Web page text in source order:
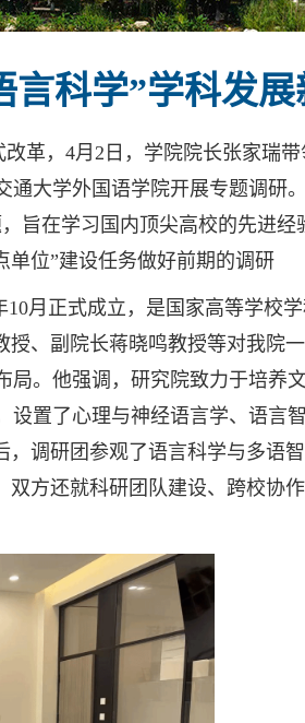
言科学”学科发
革，4月2日，学院院长张家瑞
大学外国语学院开展专题调研
旨在学习国内顶尖高校的先进经
单位”建设任务做好前期的调研
月正式成立，是国家高等学校学
、副院长蒋晓鸣教授等对我院一
。他强调，研究院致力于培养
置了心理与神经语言学、语言
调研团参观了语言科学与多语
方还就科研团队建设、跨校协作